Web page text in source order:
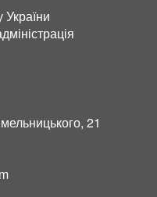
України
21